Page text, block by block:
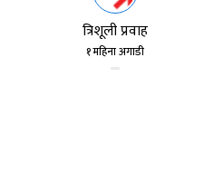
त्रिशूली प्रवाह
१ महिना अगाडी